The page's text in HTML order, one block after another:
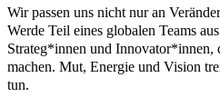
Wir passen uns nicht nur an
Werde Teil eines globalen Teams
Strateg*innen und Innovator*innen,
machen. Mut, Energie und Vision
tun.